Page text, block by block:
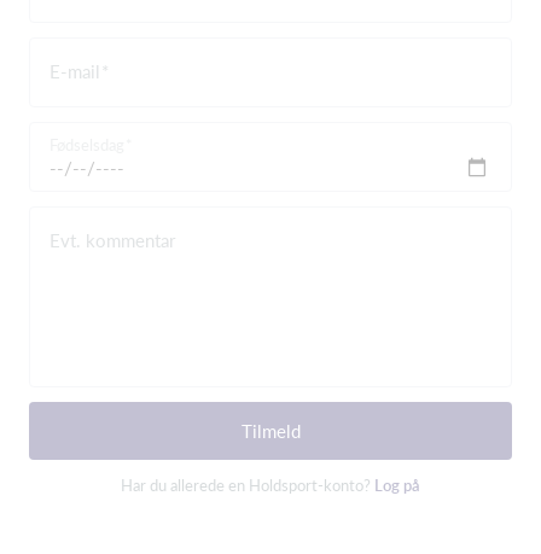
E-mail
Evt. kommentar
Tilmeld
Har du allerede en Holdsport-konto? Log på